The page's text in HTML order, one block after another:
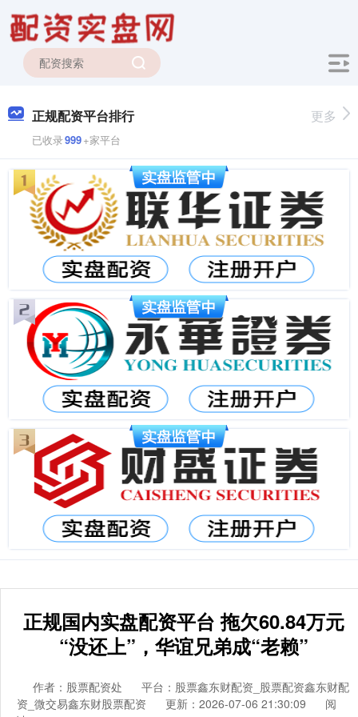
正规配资平台排行
已收录999+家平台
更多
正规国内实盘配资平台 拖欠60.84万元
“没还上”，华谊兄弟成“老赖”
作者：股票配资处
平台：股票鑫东财配资_股票配资鑫东财配
资_微交易鑫东财股票配资
更新：2026-07-06 21:30:09
阅